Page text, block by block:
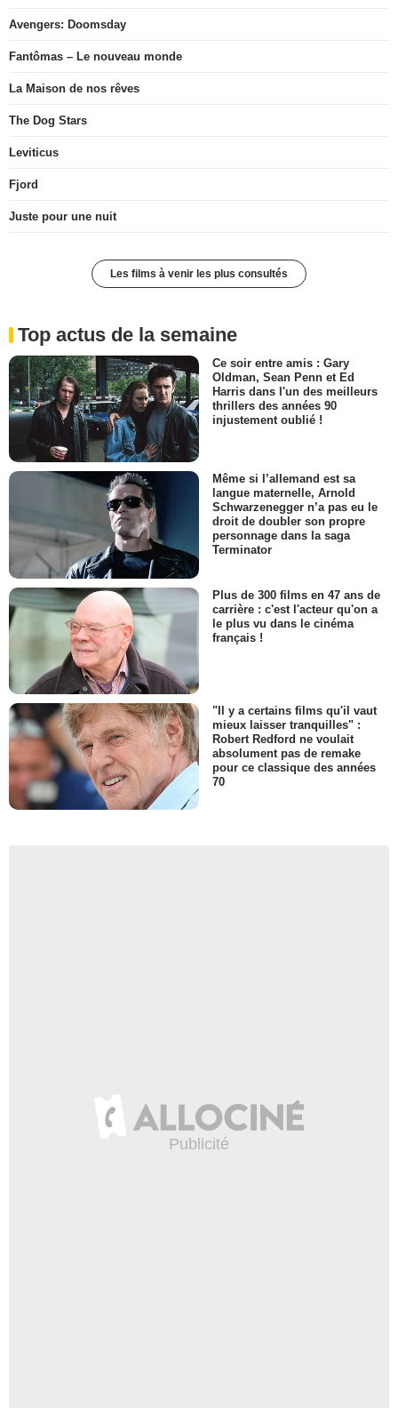
Avengers: Doomsday
Fantômas – Le nouveau monde
La Maison de nos rêves
The Dog Stars
Leviticus
Fjord
Juste pour une nuit
Les films à venir les plus consultés
Top actus de la semaine
Ce soir entre amis : Gary
Oldman, Sean Penn et Ed
Harris dans l'un des meilleurs
thrillers des années 90
injustement oublié !
Même si l’allemand est sa
langue maternelle, Arnold
Schwarzenegger n’a pas eu le
droit de doubler son propre
personnage dans la saga
Terminator
Plus de 300 films en 47 ans de
carrière : c'est l'acteur qu'on a
le plus vu dans le cinéma
français !
"Il y a certains films qu'il vaut
mieux laisser tranquilles" :
Robert Redford ne voulait
absolument pas de remake
pour ce classique des années
70